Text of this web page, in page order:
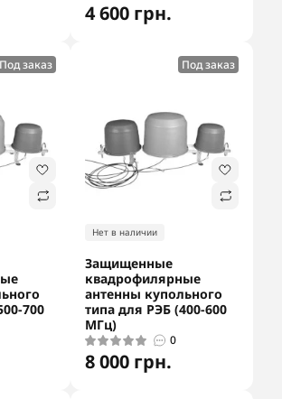
4 600 грн.
Под заказ
700
Под заказ
Нет в наличии
Защищенные
квадрофилярные
антенны купольного
типа для РЭБ (400-600
МГц)
0
8 000 грн.